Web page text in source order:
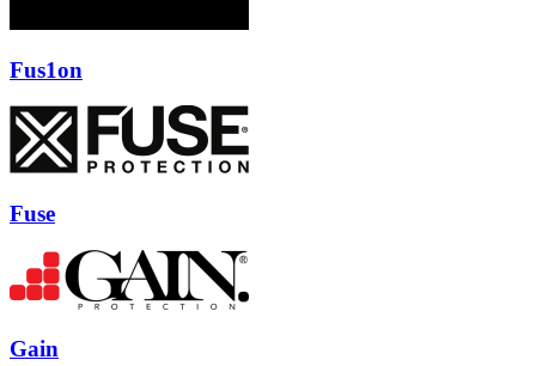
Fus1on
Fuse
Gain